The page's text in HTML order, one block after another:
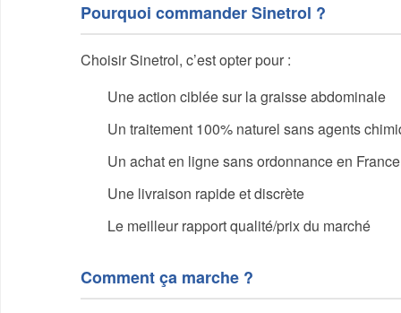
Pourquoi commander Sinetrol ?
Choisir Sinetrol, c’est opter pour :
Une action ciblée sur la graisse abdominale
Un traitement 100% naturel sans agents
Un achat en ligne sans ordonnance en France
Une livraison rapide et discrète
Le meilleur rapport qualité/prix du marché
Comment ça marche ?